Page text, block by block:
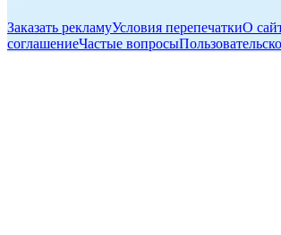
Заказать рекламуУсловия перепечаткиО
соглашениеЧастые вопросы